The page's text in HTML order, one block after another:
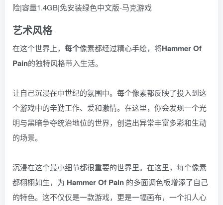
艺术风格
在这个世界上， 每个像素都经过精心手绘，将Hammer Of
Pain的独特风格带入生活。
让自己沉浸在中世纪的氛围中。每个像素都反映了投入到这
个游戏中的辛勤工作、爱和激情。在这里，你会发现一个光
明与黑暗争夺统治地位的世界，创造出异常丰富多彩和生动
的场景。
沉浸在这个最小细节都很重要的世界里。在这里，每个像素
都栩栩如生，为 Hammer Of Pain 的多面调色板增添了自己
的特色。这不仅仅是一款游戏，更是一幅画布，一个扣人心